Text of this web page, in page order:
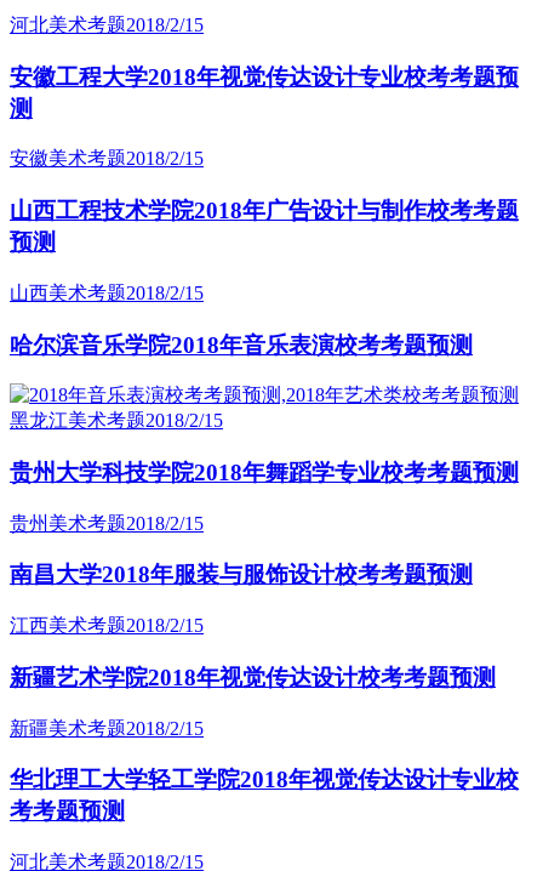
河北美术考题2018/2/15
安徽工程大学2018年视觉传达设计专业校考考题预
测
安徽美术考题2018/2/15
山西工程技术学院2018年广告设计与制作校考考题
预测
山西美术考题2018/2/15
哈尔滨音乐学院2018年音乐表演校考考题预测
黑龙江美术考题2018/2/15
贵州大学科技学院2018年舞蹈学专业校考考题预测
贵州美术考题2018/2/15
南昌大学2018年服装与服饰设计校考考题预测
江西美术考题2018/2/15
新疆艺术学院2018年视觉传达设计校考考题预测
新疆美术考题2018/2/15
华北理工大学轻工学院2018年视觉传达设计专业校
考考题预测
河北美术考题2018/2/15